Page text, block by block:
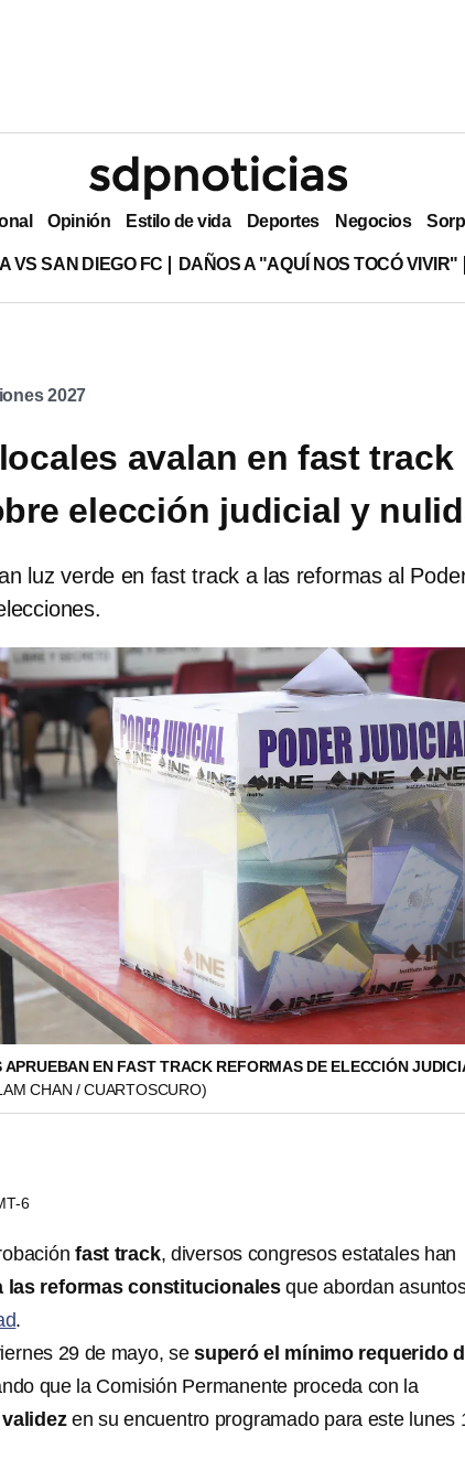
Opinión Estilo de vida Deportes Negocios
VS SAN DIEGO FC DAÑOS A "AQUÍ NOS TOCÓ VIVIR"
2027
avalan en fast track
elección judicial y
luz verde en fast track a las reformas al
EN FAST TRACK REFORMAS DE ELECCIÓN
CHAN / CUARTOSCURO)
6
fast track, diversos congresos estatales han
las reformas constitucionalesque abordan
.
29 de mayo, se superó el mínimo requerido
que la Comisión Permanente proceda con la
en su encuentro programado para este lunes